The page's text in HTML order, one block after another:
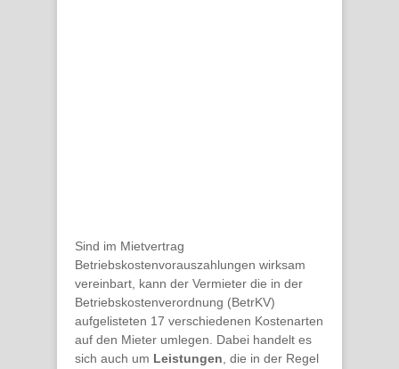
Sind im Mietvertrag
Betriebskostenvorauszahlungen wirksam
vereinbart, kann der Vermieter die in der
Betriebskostenverordnung (BetrKV)
aufgelisteten 17 verschiedenen Kostenarten
auf den Mieter umlegen. Dabei handelt es
sich auch um Leistungen , die in der Regel